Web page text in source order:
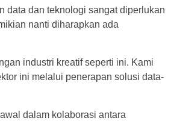
data dan teknologi sangat diperlukan
nanti diharapkan ada
industri kreatif seperti ini. Kami
ini melalui penerapan solusi data-
dalam kolaborasi antara